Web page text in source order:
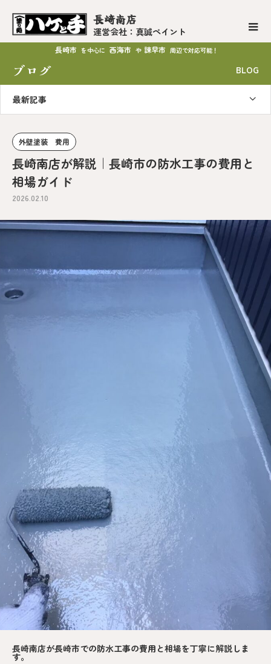
長崎南店
運営会社：真誠ペイント
長崎市 を中心に 西海市 や 諫早市 周辺で対応可能！
ブログ BLOG
最新記事
外壁塗装 費用
長崎南店が解説｜長崎市の防水工事の費用と
相場ガイド
2026.02.10
長崎南店が長崎市での防水工事の費用と相場を丁寧に解説しま
す。